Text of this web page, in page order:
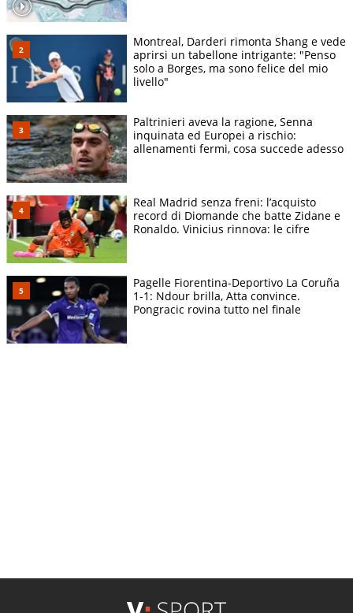
Montreal, Darderi rimonta Shang e vede
aprirsi un tabellone intrigante: "Penso
solo a Borges, ma sono felice del mio
livello"
Paltrinieri aveva la ragione, Senna
inquinata ed Europei a rischio:
allenamenti fermi, cosa succede adesso
Real Madrid senza freni: l’acquisto
record di Diomande che batte Zidane e
Ronaldo. Vinicius rinnova: le cifre
Pagelle Fiorentina-Deportivo La Coruña
1-1: Ndour brilla, Atta convince.
Pongracic rovina tutto nel finale